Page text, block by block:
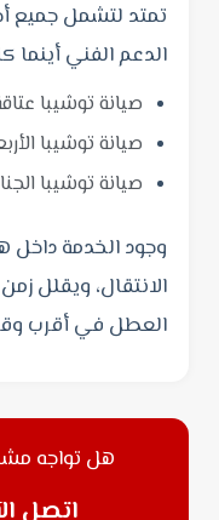
تمتد لتشمل جميع
الدعم الفني
صيانة توشيبا
صيانة توشيبا
صيانة توشيبا
وجود الخدمة
الانتقال، ويقلل
العطل في أقرب
هل تواجه
اتصل الآن: